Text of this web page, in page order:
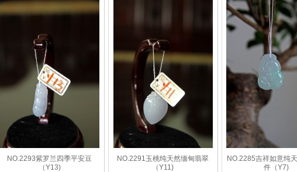
NO.2293紫罗兰四季平安豆
（Y13)
NO.2291玉桃纯天然缅甸翡翠
（Y11)
NO.2285吉祥如意纯
件（Y7)